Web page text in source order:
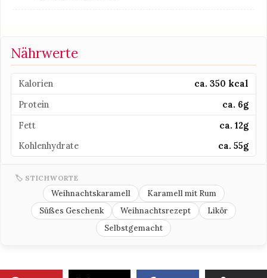
Nährwerte
Kalorien
ca. 350 kcal
Protein
ca. 6g
Fett
ca. 12g
Kohlenhydrate
ca. 55g
🏷 STICHWORTE
Weihnachtskaramell
Karamell mit Rum
Süßes Geschenk
Weihnachtsrezept
Likör
Selbstgemacht